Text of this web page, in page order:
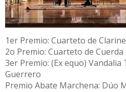
1er Premio: Cuarteto de
2o Premio: Cuarteto de Cuerda
3er Premio: (Ex equo)
Guerrero
Premio Abate Marchena: Dúo